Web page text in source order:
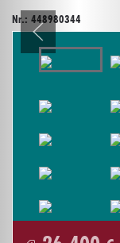
Nr.: 448980344